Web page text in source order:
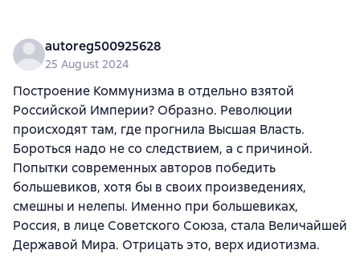
autoreg500925628
25 August 2024
Построение Коммунизма в отдельно взятой
Российской Империи? Образно. Революции
происходят там, где прогнила Высшая Власть.
Бороться надо не со следствием, а с причиной.
Попытки современных авторов победить
большевиков, хотя бы в своих произведениях,
смешны и нелепы. Именно при большевиках,
Россия, в лице Советского Союза, стала Величайшей
Державой Мира. Отрицать это, верх идиотизма.